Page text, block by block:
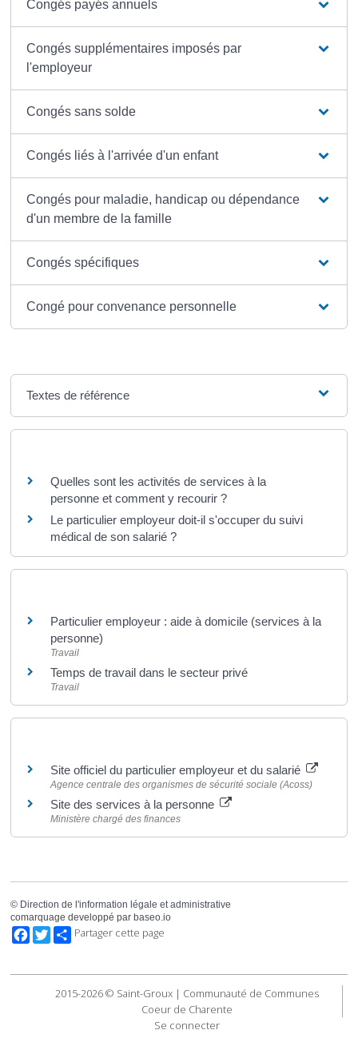
Congés payés annuels
Congés supplémentaires imposés par
l'employeur
Congés sans solde
Congés liés à l'arrivée d'un enfant
Congés pour maladie, handicap ou dépendance
d'un membre de la famille
Congés spécifiques
Congé pour convenance personnelle
Textes de référence
Quelles sont les activités de services à la
personne et comment y recourir ?
Le particulier employeur doit-il s'occuper du suivi
médical de son salarié ?
Particulier employeur : aide à domicile (services à la
personne)
Travail
Temps de travail dans le secteur privé
Travail
Site officiel du particulier employeur et du salarié
Agence centrale des organismes de sécurité sociale (Acoss)
Site des services à la personne
Ministère chargé des finances
© Direction de l'information légale et administrative
comarquage developpé par baseo.io
Facebook
TwitterPartager cette page
2015-2026 © Saint-Groux | Communauté de Communes
Coeur de Charente
Se connecter